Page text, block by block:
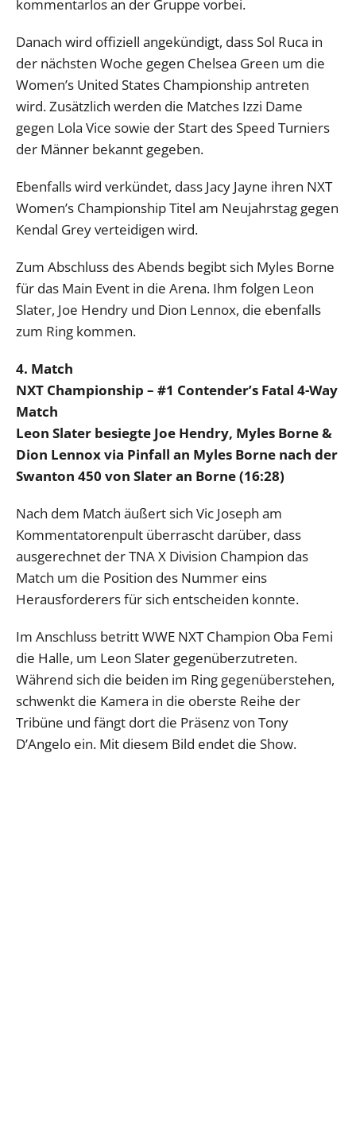
kommentarlos an der Gruppe vorbei.
Danach wird offiziell angekündigt, dass Sol Ruca in
der nächsten Woche gegen Chelsea Green um die
Women’s United States Championship antreten
wird. Zusätzlich werden die Matches Izzi Dame
gegen Lola Vice sowie der Start des Speed Turniers
der Männer bekannt gegeben.
Ebenfalls wird verkündet, dass Jacy Jayne ihren NXT
Women’s Championship Titel am Neujahrstag gegen
Kendal Grey verteidigen wird.
Zum Abschluss des Abends begibt sich Myles Borne
für das Main Event in die Arena. Ihm folgen Leon
Slater, Joe Hendry und Dion Lennox, die ebenfalls
zum Ring kommen.
4. Match
NXT Championship – #1 Contender’s Fatal 4-Way
Match
Leon Slater besiegte Joe Hendry, Myles Borne &
Dion Lennox via Pinfall an Myles Borne nach der
Swanton 450 von Slater an Borne (16:28)
Nach dem Match äußert sich Vic Joseph am
Kommentatorenpult überrascht darüber, dass
ausgerechnet der TNA X Division Champion das
Match um die Position des Nummer eins
Herausforderers für sich entscheiden konnte.
Im Anschluss betritt WWE NXT Champion Oba Femi
die Halle, um Leon Slater gegenüberzutreten.
Während sich die beiden im Ring gegenüberstehen,
schwenkt die Kamera in die oberste Reihe der
Tribüne und fängt dort die Präsenz von Tony
D’Angelo ein. Mit diesem Bild endet die Show.